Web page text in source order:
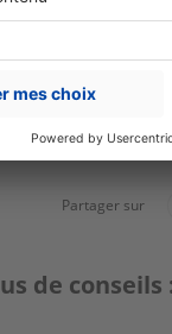
Partager sur
de conseils